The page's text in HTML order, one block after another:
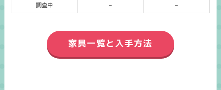
調査中 – –
家具一覧と入手方法